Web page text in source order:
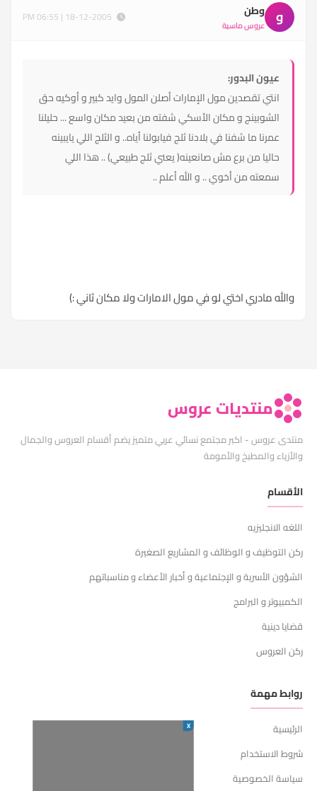
و وطن
عروس ماسية
عيون البدور:
انتي تقصدين مول الإمارات أصلن المول وايد كبير و أوكيه حق
الشوبينج و مكان الأسكي شفته من بعيد مكان واسع ... حليلنا
عمرنا ما شفنا في بلادنا ثلج فيابولنا أياه.. و الثلج اللي يايبينه
حاليا من برع مش صانعينه( يعني ثلج طبيعي) .. هذا اللي
سمعته من أخوي .. و الله أعلم ..
والله مادري اختي لو في مول الامارات ولا مكان ثاني :)
منتديات عروس
منتدى عروس - اكبر مجتمع نسائي عربي متميز يضم أقسام العروس والجمال
والأزياء والمطبخ والأمومة
الأقسام
اللغه الانجليزيه
ركن التوظيف و الوظائف و المشاريع الصغيرة
الشؤون الأسرية و الإجتماعية و أخبار الأعضاء و مناسباتهم
الكمبيوتر و البرامج
قضايا دينية
ركن العروس
روابط مهمة
الرئيسية
شروط الاستخدام
سياسة الخصوصية
X